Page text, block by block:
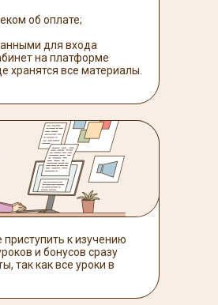
к изучению
и бонусов сразу
так как все уроки в
для входа
на платформе
хранятся все материалы.
об оплате;